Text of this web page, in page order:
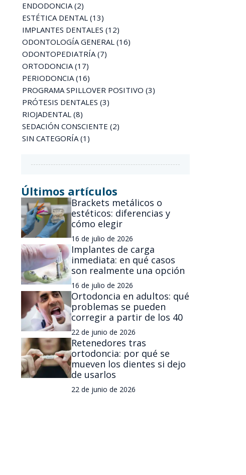
ENDODONCIA(2)
ESTÉTICA DENTAL(13)
IMPLANTES DENTALES (12)
ODONTOLOGÍA GENERAL(16)
ODONTOPEDIATRÍA(7)
ORTODONCIA(17)
PERIODONCIA(16)
PROGRAMA SPILLOVER POSITIVO (3)
PRÓTESIS DENTALES (3)
RIOJADENTAL(8)
SEDACIÓN CONSCIENTE (2)
SIN CATEGORÍA(1)
Últimos artículos
Brackets metálicos o
estéticos: diferencias y
cómo elegir
16 de julio de 2026
Implantes de carga
inmediata: en qué casos
son realmente una opción
16 de julio de 2026
Ortodoncia en adultos: qué
problemas se pueden
corregir a partir de los 40
22 de junio de 2026
Retenedores tras
ortodoncia: por qué se
mueven los dientes si dejo
de usarlos
22 de junio de 2026